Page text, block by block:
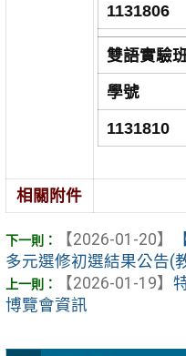
1131806
雙語實驗
學號
1131810
相關附件
【2026-01-20】
多元選修初選結果公告(
【2026-01-19】
博覽會資訊